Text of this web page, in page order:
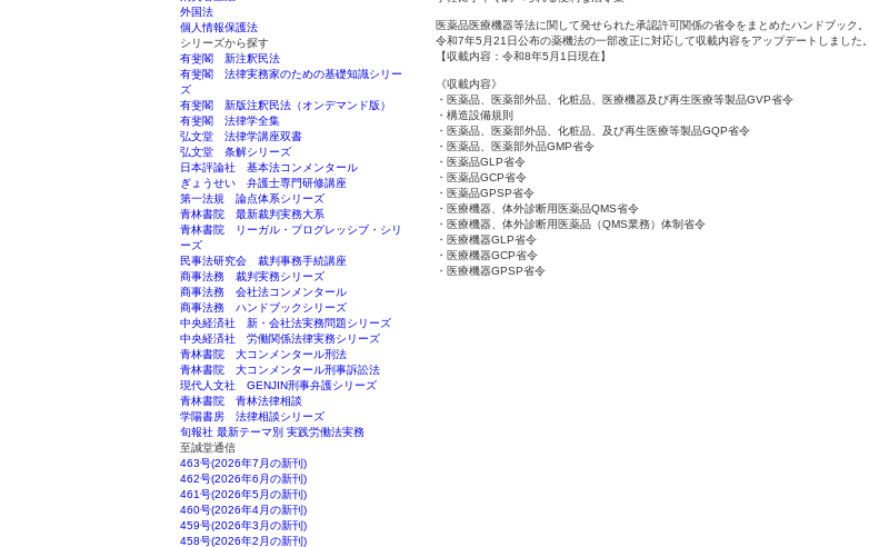
医薬品医療機器等法に関して発せられた承認許可関係の省令をまとめたハンドブック。
令和7年5月21日公布の薬機法の一部改正に対応して収載内容をアップデートしました。
【収載内容：令和8年5月1日現在】
《収載内容》
・医薬品、医薬部外品、化粧品、医療機器及び再生医療等製品GVP省令
・構造設備規則
・医薬品、医薬部外品、化粧品、及び再生医療等製品GQP省令
・医薬品、医薬部外品GMP省令
・医薬品GLP省令
・医薬品GCP省令
・医薬品GPSP省令
・医療機器、体外診断用医薬品QMS省令
・医療機器、体外診断用医薬品（QMS業務）体制省令
・医療機器GLP省令
・医療機器GCP省令
・医療機器GPSP省令
外国法
個人情報保護法
シリーズから探す
有斐閣 新注釈民法
有斐閣 法律実務家のための基礎知識シリー
ズ
有斐閣 新版注釈民法（オンデマンド版）
有斐閣 法律学全集
弘文堂 法律学講座双書
弘文堂 条解シリーズ
日本評論社 基本法コンメンタール
ぎょうせい 弁護士専門研修講座
第一法規 論点体系シリーズ
青林書院 最新裁判実務大系
青林書院 リーガル・プログレッシブ・シリ
ーズ
民事法研究会 裁判事務手続講座
商事法務 裁判実務シリーズ
商事法務 会社法コンメンタール
商事法務 ハンドブックシリーズ
中央経済社 新・会社法実務問題シリーズ
中央経済社 労働関係法律実務シリーズ
青林書院 大コンメンタール刑法
青林書院 大コンメンタール刑事訴訟法
現代人文社 GENJIN刑事弁護シリーズ
青林書院 青林法律相談
学陽書房 法律相談シリーズ
旬報社 最新テーマ別 実践労働法実務
至誠堂通信
463号(2026年7月の新刊)
462号(2026年6月の新刊)
461号(2026年5月の新刊)
460号(2026年4月の新刊)
459号(2026年3月の新刊)
458号(2026年2月の新刊)